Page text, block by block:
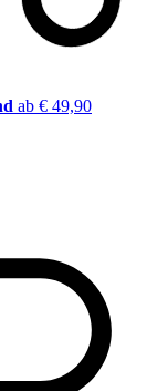
ab € 49,90